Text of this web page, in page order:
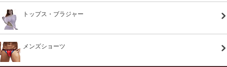
トップス・ブラジャー
メンズショーツ